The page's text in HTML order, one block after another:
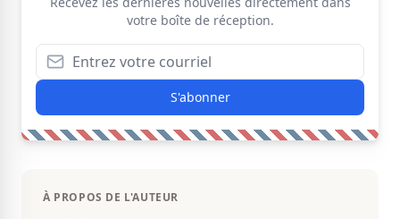
votre boîte de réception.
S'abonner
À PROPOS DE L'AUTEUR